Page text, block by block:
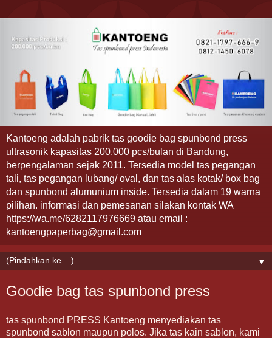
Kantoeng adalah pabrik tas goodie bag spunbond press
ultrasonik kapasitas 200.000 pcs/bulan di Bandung,
berpengalaman sejak 2011. Tersedia model tas pegangan
tali, tas pegangan lubang/ oval, dan tas alas kotak/ box bag
dan spunbond alumunium inside. Tersedia dalam 19 warna
pilihan. informasi dan pemesanan silakan kontak WA
https://wa.me/6282117976669 atau email :
kantoengpaperbag@gmail.com
▼
Goodie bag tas spunbond press
tas spunbond PRESS Kantoeng menyediakan tas
spunbond sablon maupun polos. Jika tas kain sablon, kami